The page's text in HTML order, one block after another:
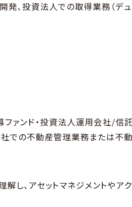
発、投資法人での取得業務（デ
ファンド・投資法人運用会社/
での不動産管理業務または不
解し、アセットマネジメントや